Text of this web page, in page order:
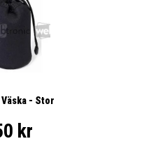
- Stor
kr